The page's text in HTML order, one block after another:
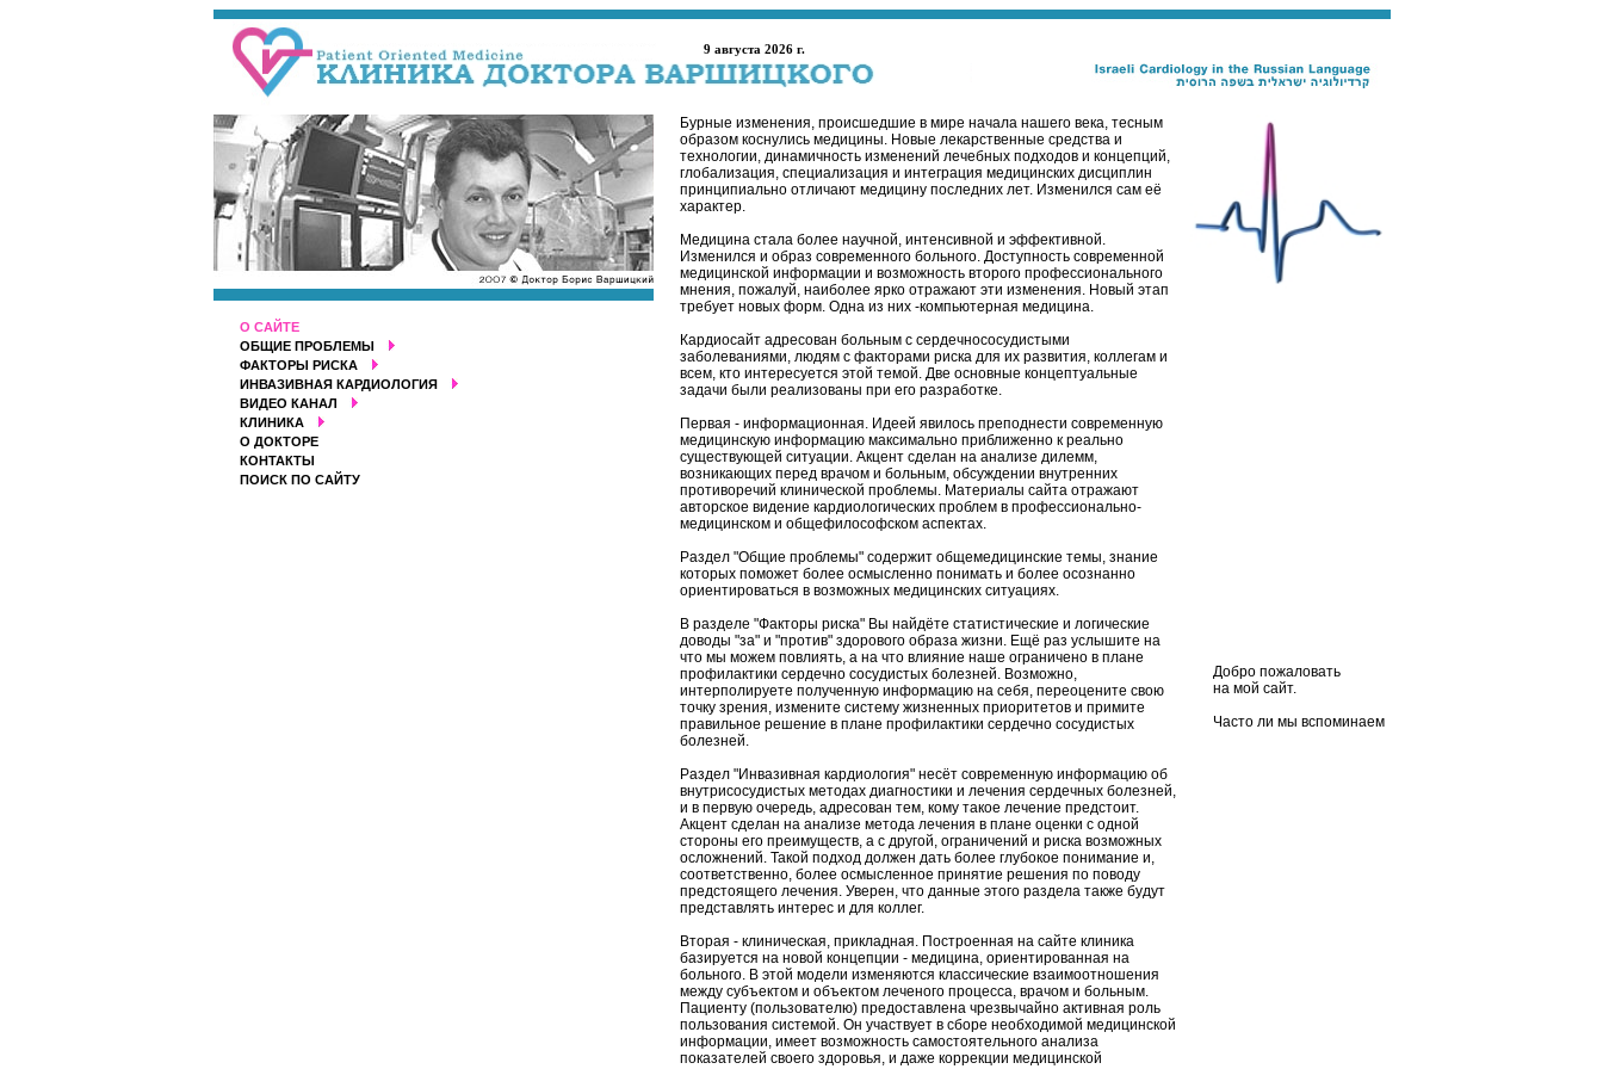
9 августа 2026 г.
О САЙТЕ
ОБЩИЕ ПРОБЛЕМЫ
ФАКТОРЫ РИСКА
ИНВАЗИВНАЯ КАРДИОЛОГИЯ
ВИДЕО КАНАЛ
КЛИНИКА
О ДОКТОРЕ
КОНТАКТЫ
ПОИСК ПО САЙТУ
Бурные изменения, происшедшие в мире начала нашего века, тесным
образом коснулись медицины. Новые лекарственные средства и
технологии, динамичность изменений лечебных подходов и концепций,
глобализация, специализация и интеграция медицинских дисциплин
принципиально отличают медицину последних лет. Изменился сам её
характер.
Медицина стала более научной, интенсивной и эффективной.
Изменился и образ современного больного. Доступность современной
медицинской информации и возможность второго профессионального
мнения, пожалуй, наиболее ярко отражают эти изменения. Новый этап
требует новых форм. Одна из них -компьютерная медицина.
Кардиосайт адресован больным с сердечнососудистыми
заболеваниями, людям с факторами риска для их развития, коллегам и
всем, кто интересуется этой темой. Две основные концептуальные
задачи были реализованы при его разработке.
Первая - информационная. Идеей явилось преподнести современную
медицинскую информацию максимально приближенно к реально
существующей ситуации. Акцент сделан на анализе дилемм,
возникающих перед врачом и больным, обсуждении внутренних
противоречий клинической проблемы. Материалы сайта отражают
авторское видение кардиологических проблем в профессионально-
медицинском и общефилософском аспектах.
Раздел "Общие проблемы" содержит общемедицинские темы, знание
которых поможет более осмысленно понимать и более осознанно
ориентироваться в возможных медицинских ситуациях.
В разделе "Факторы риска" Вы найдёте статистические и логические
доводы "за" и "против" здорового образа жизни. Ещё раз услышите на
что мы можем повлиять, а на что влияние наше ограничено в плане
профилактики сердечно сосудистых болезней. Возможно,
интерполируете полученную информацию на себя, переоцените свою
точку зрения, измените систему жизненных приоритетов и примите
правильное решение в плане профилактики сердечно сосудистых
болезней.
Раздел "Инвазивная кардиология" несёт современную информацию об
внутрисосудистых методах диагностики и лечения сердечных болезней,
и в первую очередь, адресован тем, кому такое лечение предстоит.
Акцент сделан на анализе метода лечения в плане оценки с одной
стороны его преимуществ, а с другой, ограничений и риска возможных
осложнений. Такой подход должен дать более глубокое понимание и,
соответственно, более осмысленное принятие решения по поводу
предстоящего лечения. Уверен, что данные этого раздела также будут
представлять интерес и для коллег.
Вторая - клиническая, прикладная. Построенная на сайте клиника
базируется на новой концепции - медицина, ориентированная на
больного. В этой модели изменяются классические взаимоотношения
между субъектом и объектом леченого процесса, врачом и больным.
Пациенту (пользователю) предоставлена чрезвычайно активная роль
пользования системой. Он участвует в сборе необходимой медицинской
информации, имеет возможность самостоятельного анализа
показателей своего здоровья, и даже коррекции медицинской
Добро пожаловать
на мой сайт.
Часто ли мы вспоминаем